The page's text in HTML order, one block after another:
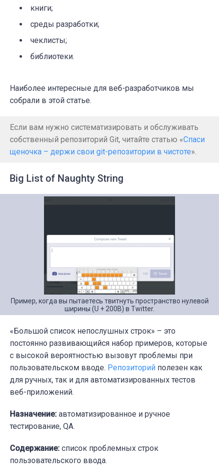
книги;
среды разработки;
чеклисты;
библиотеки.
Наиболее интересные для веб-разработчиков мы
собрали в этой статье.
Если вам нужно систематизировать и обслуживать
собственный репозиторий Git, читайте статью «Спаси
щеночка – держи свои git-репозитории в чистоте».
Big List of Naughty String
Пример, когда вы пытаетесь твитнуть пространство нулевой
ширины (U + 200B) в Twitter.
«Большой список непослушных строк» – это
постоянно развивающийся набор примеров, которые
с высокой вероятностью вызовут проблемы при
пользовательском вводе. Репозиторий полезен как
для ручных, так и для автоматизированных тестов
веб-приложений.
Назначение: автоматизированное и ручное
тестирование, QA.
Содержание: список проблемных строк
пользовательского ввода.